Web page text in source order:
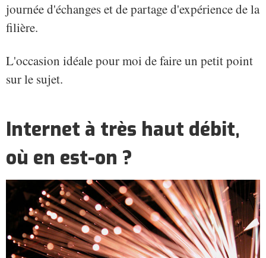
journée d'échanges et de partage d'expérience de la
filière.
L'occasion idéale pour moi de faire un petit point
sur le sujet.
Internet à très haut débit,
où en est-on ?